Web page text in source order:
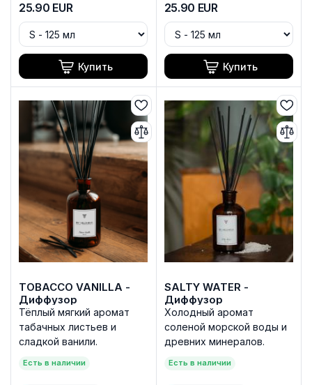
25.90 EUR
Купить
25.90 EUR
Купить
TOBACCO VANILLA -
Диффузор
Тёплый мягкий аромат
табачных листьев и
сладкой ванили.
Есть в наличии
SALTY WATER -
Диффузор
Холодный аромат
соленой морской воды и
древних минералов.
Есть в наличии